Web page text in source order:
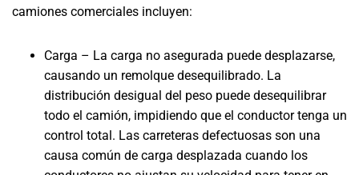
camiones comerciales incluyen:
Carga – La carga no asegurada puede desplazarse,
causando un remolque desequilibrado. La
distribución desigual del peso puede desequilibrar
todo el camión, impidiendo que el conductor tenga un
control total. Las carreteras defectuosas son una
causa común de carga desplazada cuando los